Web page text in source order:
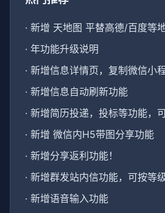
· 新增 天地图 平替高德/百度等地
· 年功能升级说明
· 新增信息详情页，复制微信小
· 新增信息自动刷新功能
· 新增简历投递，投标等功能，
· 新增 微信内H5带图分享功能
· 新增分享返利功能！
· 新增群发站内信功能，可按等
· 新增语音输入功能